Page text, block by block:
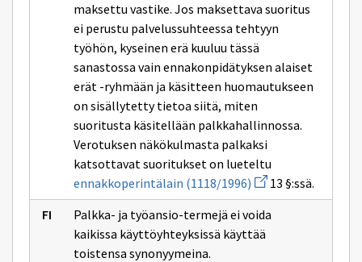
maksettu vastike. Jos maksettava suoritus
ei perustu palvelussuhteessa tehtyyn
työhön, kyseinen erä kuuluu tässä
sanastossa vain ennakonpidätyksen alaiset
erät -ryhmään ja käsitteen huomautukseen
on sisällytetty tietoa siitä, miten
suoritusta käsitellään palkkahallinnossa.
Verotuksen näkökulmasta palkaksi
katsottavat suoritukset on lueteltu
ennakkoperintälain (1118/1996) Avaa
uuden
ikkunan
sivulle
ennakkoperintälain
(1118/1996)
13 §:ssä.
Palkka- ja työansio-termejä ei voida
kaikissa käyttöyhteyksissä käyttää
toistensa synonyymeina.